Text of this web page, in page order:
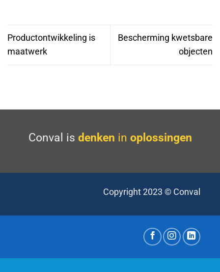
Productontwikkeling is
maatwerk
Bescherming kwetsbare
objecten
Conval is denken in oplossingen
Copyright 2023 © Conval